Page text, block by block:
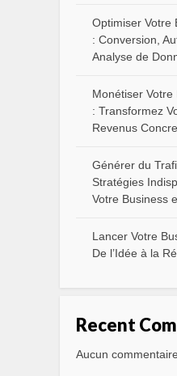
Optimiser Votre
: Conversion,
Analyse de
Monétiser Votre
: Transformez
Revenus
Générer du
Stratégies
Votre Business
Lancer Votre
De l’Idée à la
Recent
Aucun